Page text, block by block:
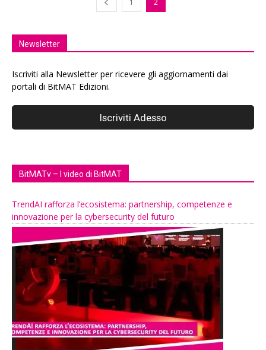
1 2
Newsletter
Iscriviti alla Newsletter per ricevere gli aggiornamenti dai
portali di BitMAT Edizioni.
BitMATv – I video di BitMAT
TrendAI rafforza l’ecosistema: partnership, competenze e
innovazione per la cybersecurity del futuro